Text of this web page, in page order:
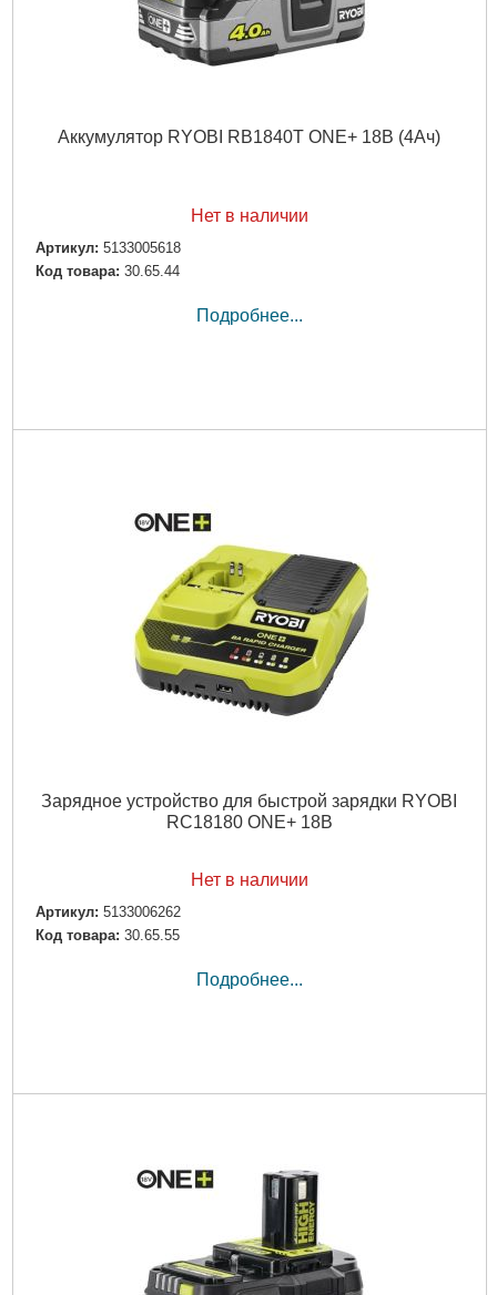
Аккумулятор RYOBI RB1840T ONE+ 18В (4Ач)
Нет в наличии
Артикул: 5133005618
Код товара: 30.65.44
Подробнее...
Зарядное устройство для быстрой зарядки RYOBI
RC18180 ONE+ 18В
Нет в наличии
Артикул: 5133006262
Код товара: 30.65.55
Подробнее...